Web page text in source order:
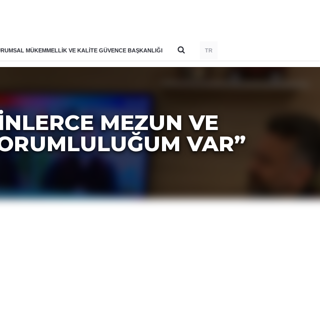
MÜKEMMELLIK VE KALITE GÜVENCE BAŞKANLIĞI TR
MEZUN VE
VAR”